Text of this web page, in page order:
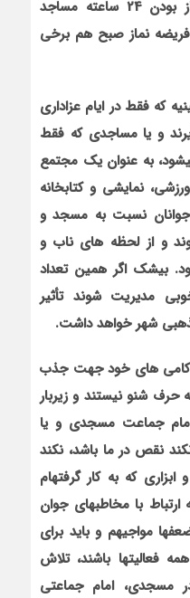
اگرچه رهبر معظم انقلاب بر باز بودن 24 ساعته مساجد
فریضه نماز صبح هم برخی
که فقط در ایام عزاداری
و یا مساجدی که فقط
به عنوان یک مجتمع
نمایشی و کتابخانه
جوانان نسبت به مسجد و
و از لحظه‏ های ناب و
بی‏شک اگر همین تعداد
مدیریت شوند تأثیر
شهر خواهد داشت.
ناکامی ‏های خود جهت جذب
حرف شنو نیستند و زیربار
امام جماعت مسجدی و یا
نقص در ما باشد، نکند
که به کار گرفته‏ام
با مخاطب‏های جوان
مواجیهم و باید برای
فعالیت‏ها باشند، تلاش
مسجدی، امام جماعتی